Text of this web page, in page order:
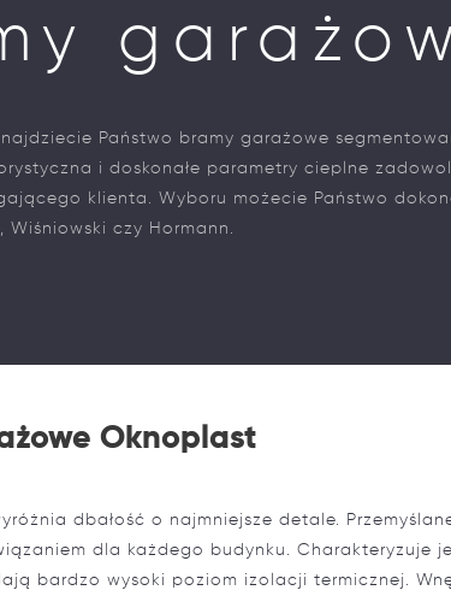
Państwo bramy garażowe
i doskonałe parametry cieplne
klienta. Wyboru możecie Państwo
Wiśniowski czy Hormann.
Oknoplast
dbałość o najmniejsze detale.
dla każdego budynku. Charakteryzuje
bardzo wysoki poziom izolacji termicznej.